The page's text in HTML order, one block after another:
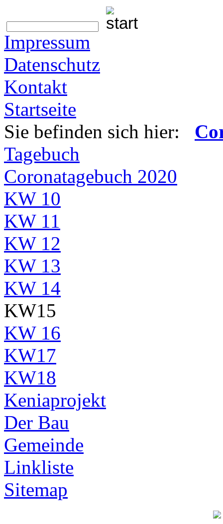
Impressum
Datenschutz
Kontakt
Startseite
Sie befinden sich hier:
Tagebuch
Coronatagebuch 2020
KW 10
KW 11
KW 12
KW 13
KW 14
KW15
KW 16
KW17
KW18
Keniaprojekt
Der Bau
Gemeinde
Linkliste
Sitemap